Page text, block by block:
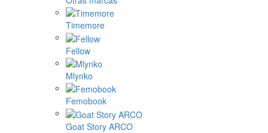
Timemore
Fellow
Mlynko
Femobook
Goat Story ARCO